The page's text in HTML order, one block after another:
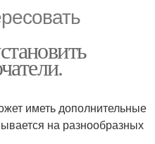
иметь дополнительные
на разнообразных